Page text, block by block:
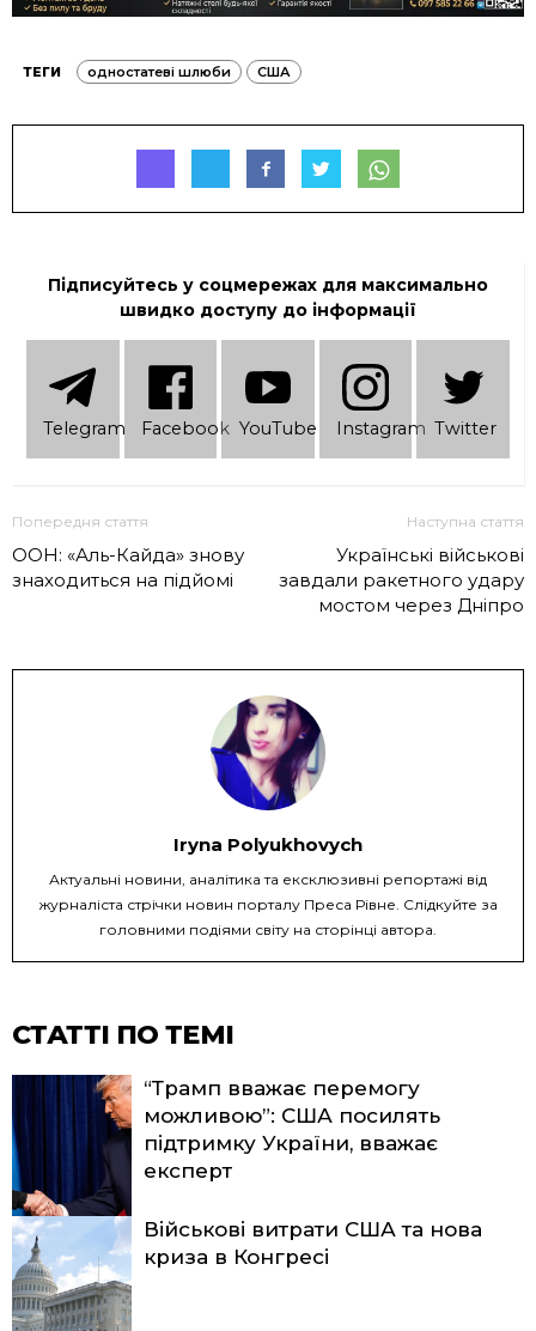
ТЕГИ одностатеві шлюби США
Підписуйтесь у соцмережах для максимально
швидко доступу до інформації
Telеgram Facebook YouTube Instagram Twitter
Попередня стаття
ООН: «Аль-Кайда» знову
знаходиться на підйомі
Наступна стаття
Українські військові
завдали ракетного удару
мостом через Дніпро
Iryna Polyukhovych
Актуальні новини, аналітика та ексклюзивні репортажі від
журналіста стрічки новин порталу Преса Рівне. Слідкуйте за
головними подіями світу на сторінці автора.
СТАТТІ ПО ТЕМІ
“Трамп вважає перемогу
можливою”: США посилять
підтримку України, вважає
експерт
Військові витрати США та нова
криза в Конгресі